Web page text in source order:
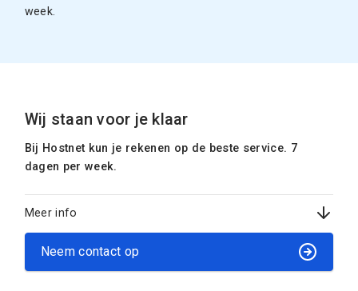
week.
Wij staan voor je klaar
Bij Hostnet kun je rekenen op de beste service. 7
dagen per week.
Meer info
Neem contact op